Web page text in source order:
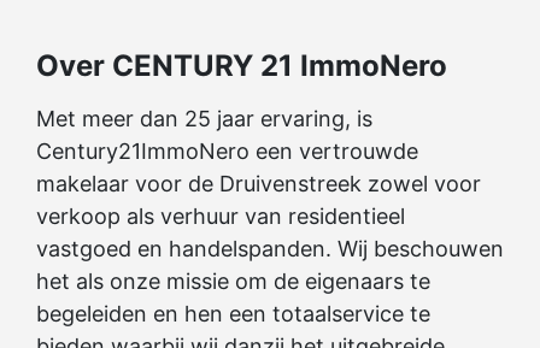
Over CENTURY 21 ImmoNero
Met meer dan 25 jaar ervaring, is
Century21ImmoNero een vertrouwde
makelaar voor de Druivenstreek zowel voor
verkoop als verhuur van residentieel
vastgoed en handelspanden. Wij beschouwen
het als onze missie om de eigenaars te
begeleiden en hen een totaalservice te